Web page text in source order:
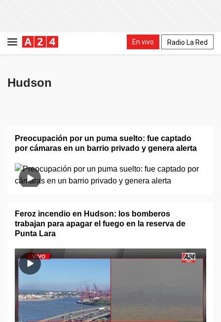
En vivo Radio La Red
Hudson
Preocupación por un puma suelto: fue captado
por cámaras en un barrio privado y genera alerta
Feroz incendio en Hudson: los bomberos
trabajan para apagar el fuego en la reserva de
Punta Lara